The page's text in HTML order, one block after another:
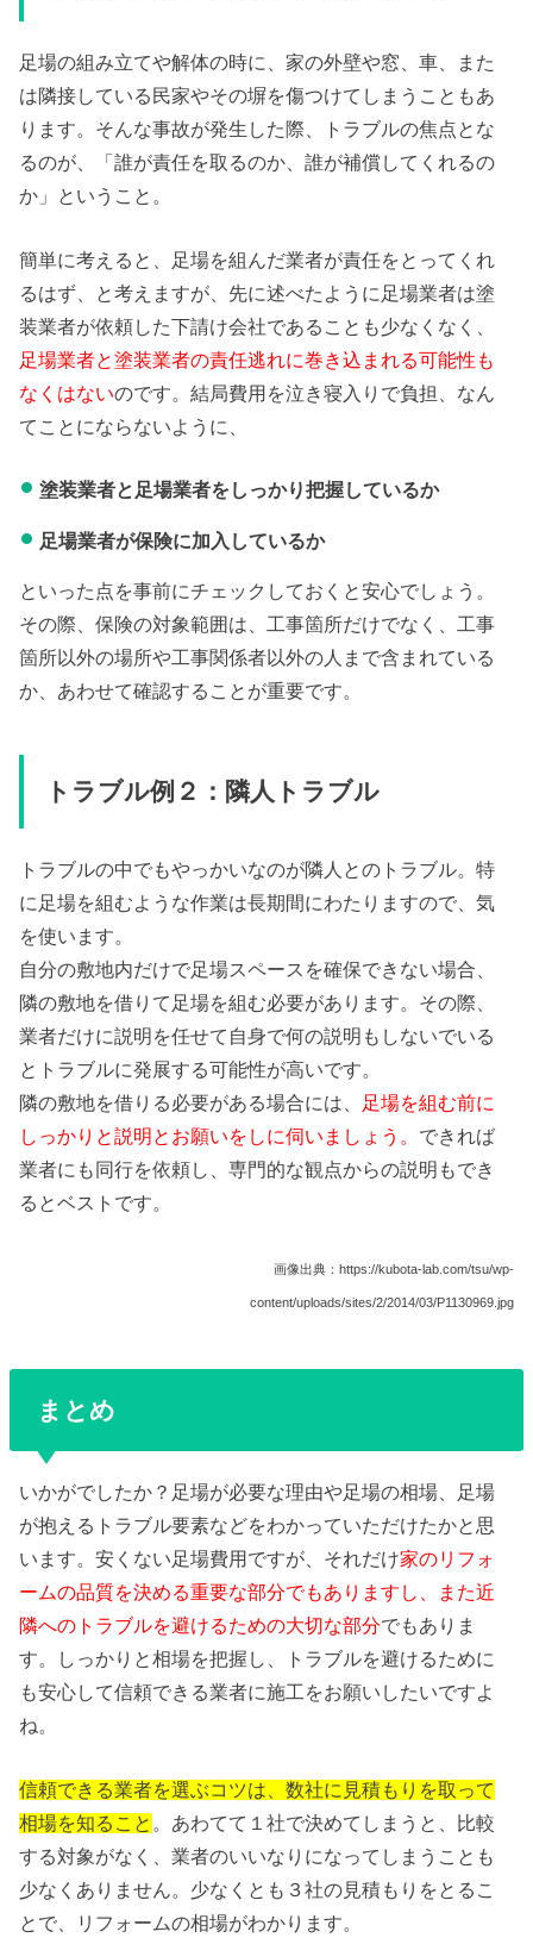
足場の組み立てや解体の時に、家の外壁や窓、車、また
は隣接している民家やその塀を傷つけてしまうこともあ
ります。そんな事故が発生した際、トラブルの焦点とな
るのが、「誰が責任を取るのか、誰が補償してくれるの
か」ということ。
簡単に考えると、足場を組んだ業者が責任をとってくれ
るはず、と考えますが、先に述べたように足場業者は塗
装業者が依頼した下請け会社であることも少なくなく、
足場業者と塗装業者の責任逃れに巻き込まれる可能性も
なくはないのです。結局費用を泣き寝入りで負担、なん
てことにならないように、
塗装業者と足場業者をしっかり把握しているか
足場業者が保険に加入しているか
といった点を事前にチェックしておくと安心でしょう。
その際、保険の対象範囲は、工事箇所だけでなく、工事
箇所以外の場所や工事関係者以外の人まで含まれている
か、あわせて確認することが重要です。
トラブル例２：隣人トラブル
トラブルの中でもやっかいなのが隣人とのトラブル。特
に足場を組むような作業は長期間にわたりますので、気
を使います。
自分の敷地内だけで足場スペースを確保できない場合、
隣の敷地を借りて足場を組む必要があります。その際、
業者だけに説明を任せて自身で何の説明もしないでいる
とトラブルに発展する可能性が高いです。
隣の敷地を借りる必要がある場合には、 足場を組む前に
しっかりと説明とお願いをしに伺いましょう。 できれば
業者にも同行を依頼し、専門的な観点からの説明もでき
るとベストです。
画像出典：https://kubota-lab.com/tsu/wp-
content/uploads/sites/2/2014/03/P1130969.jpg
まとめ
いかがでしたか？足場が必要な理由や足場の相場、足場
が抱えるトラブル要素などをわかっていただけたかと思
います。安くない足場費用ですが、それだけ家のリフォ
ームの品質を決める重要な部分でもありますし、また近
隣へのトラブルを避けるための大切な部分でもありま
す。しっかりと相場を把握し、トラブルを避けるために
も安心して信頼できる業者に施工をお願いしたいですよ
ね。
信頼できる業者を選ぶコツは、数社に見積もりを取って
相場を知ること 。あわてて１社で決めてしまうと、比較
する対象がなく、業者のいいなりになってしまうことも
少なくありません。少なくとも３社の見積もりをとるこ
とで、リフォームの相場がわかります。